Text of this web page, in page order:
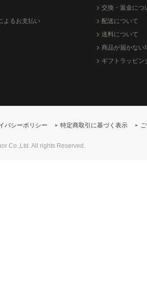
よるお支払い
交換・返金につ
配送について
送料について
商品が届かない
ギフトラッピン
バシーポリシー 特定商取引に基づく表示
Co.,Ltd. All rights Reserved.